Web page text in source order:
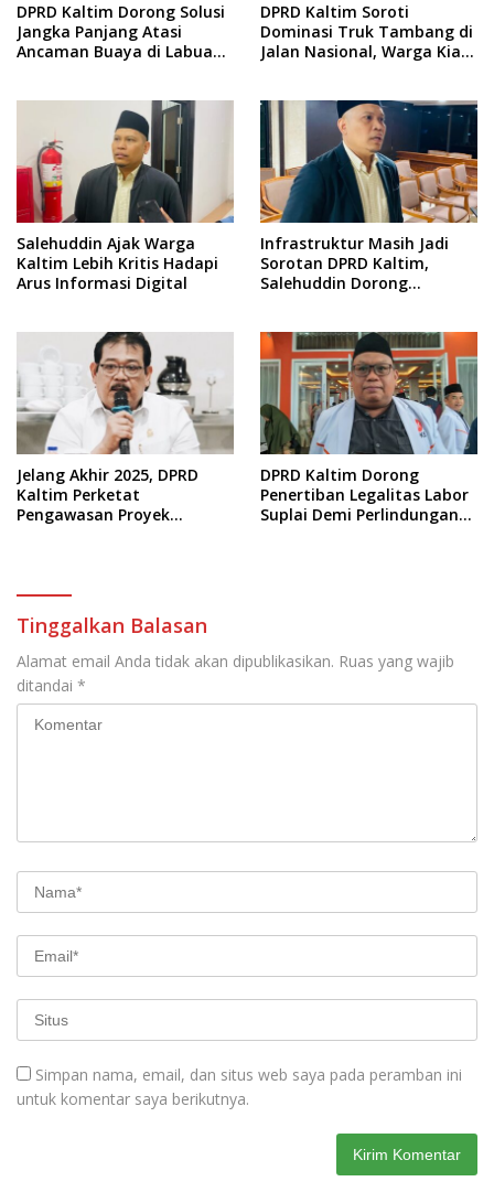
DPRD Kaltim Dorong Solusi
Jangka Panjang Atasi
Ancaman Buaya di Labuan
DPRD Kaltim Soroti
Dominasi Truk Tambang di
Jalan Nasional, Warga Kian
Salehuddin Ajak Warga
Kaltim Lebih Kritis Hadapi
Arus Informasi Digital
Infrastruktur Masih Jadi
Sorotan DPRD Kaltim,
Salehuddin Dorong
Jelang Akhir 2025, DPRD
Kaltim Perketat
Pengawasan Proyek
DPRD Kaltim Dorong
Penertiban Legalitas Labor
Suplai Demi Perlindungan
Tinggalkan Balasan
Alamat email Anda tidak akan dipublikasikan. Ruas yang wajib
ditandai *
Simpan nama, email, dan situs web saya pada peramban ini
untuk komentar saya berikutnya.